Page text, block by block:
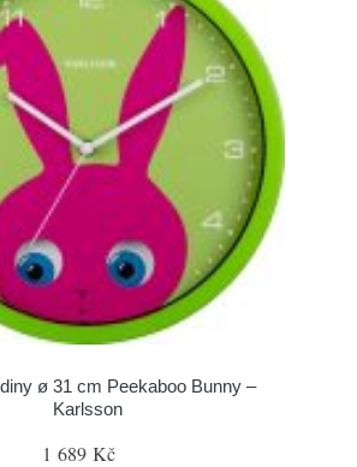
ø 31 cm Peekaboo Bunny –
Karlsson
1 689 Kč